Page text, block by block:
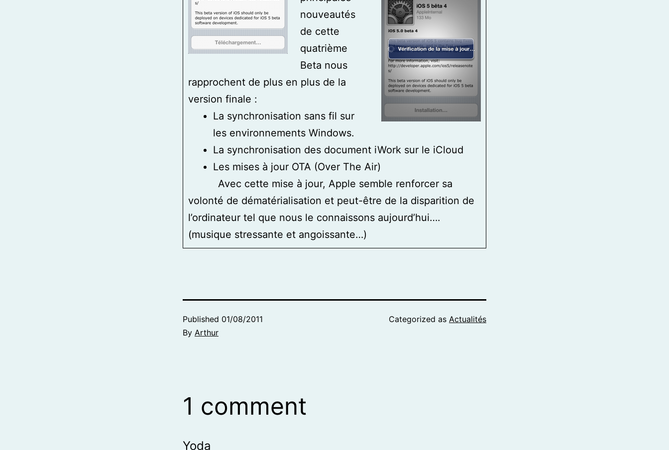
nouveautés
de cette
quatrième
Beta nous
rapprochent de plus en plus de la
version finale :
La synchronisation sans fil sur
les environnements Windows.
La synchronisation des document iWork sur le iCloud
Les mises à jour OTA (Over The Air)
Avec cette mise à jour, Apple semble renforcer sa
volonté de dématérialisation et peut-être de la disparition de
l’ordinateur tel que nous le connaissons aujourd’hui….
(musique stressante et angoissante…)
Published 01/08/2011
By Arthur
Categorized as Actualités
1 comment
Yoda